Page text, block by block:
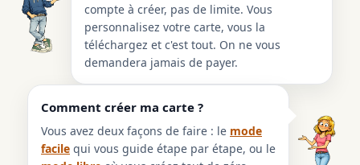
compte à créer, pas de limite. Vous
personnalisez votre carte, vous la
téléchargez et c'est tout. On ne vous
demandera jamais de payer.
Comment créer ma carte ?
Vous avez deux façons de faire : le mode
facile qui vous guide étape par étape, ou le